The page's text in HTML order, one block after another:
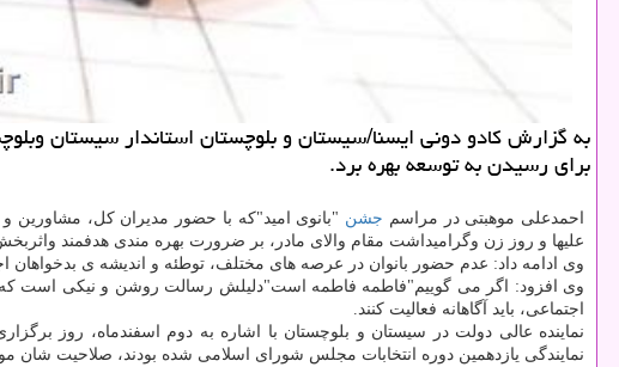
به گزارش كادو دونی ایسنا/سیستان و بلوچستان استاندار سیستان
برای رسیدن به توسعه بهره برد.
احمدعلی موهبتی در مراسم جشن "بانوی امید"كه با حضور مدیران كل، مشاورین و
علیها و روز زن وگرامیداشت مقام والای مادر، بر ضرورت بهره مندی هدفمند
وی ادامه داد: عدم حضور بانوان در عرصه های مختلف، توطئه و اندیشه ی بدخواهان
وی افزود: اگر می گوییم"فاطمه فاطمه است"دلیلش رسالت روشن و نیكی است كه
اجتماعی، باید آگاهانه فعالیت كنند.
نمایندگی یازدهمین دوره انتخابات مجلس شورای اسلامی شده بودند، صلاحیت شان